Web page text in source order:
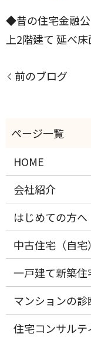
◆昔の住宅金融
上2階建て 延べ
前のブログ
HOME
会社紹介
はじめての方へ
中古住宅（自
一戸建て新築住
マンションの診
住宅コンサルテ